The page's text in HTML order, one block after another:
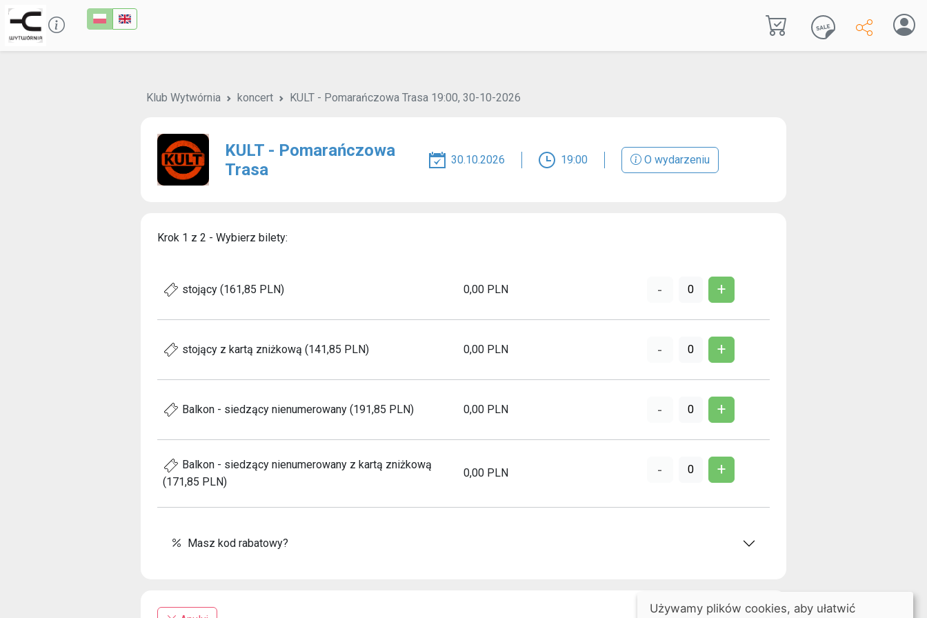
Klub Wytwórnia koncert KULT - Pomarańczowa Trasa 19:00, 30-10-2026
KULT - Pomarańczowa
Trasa
30.10.2026 19:00 O wydarzeniu
Krok 1 z 2 - Wybierz bilety:
stojący (161,85 PLN) 0,00 PLN - 0 +
stojący z kartą zniżkową (141,85 PLN) 0,00 PLN - 0 +
Balkon - siedzący nienumerowany (191,85 PLN) 0,00 PLN - 0 +
Balkon - siedzący nienumerowany z kartą zniżkową
(171,85 PLN)
0,00 PLN - 0 +
Masz kod rabatowy?
Używamy plików cookies, aby ułatwić